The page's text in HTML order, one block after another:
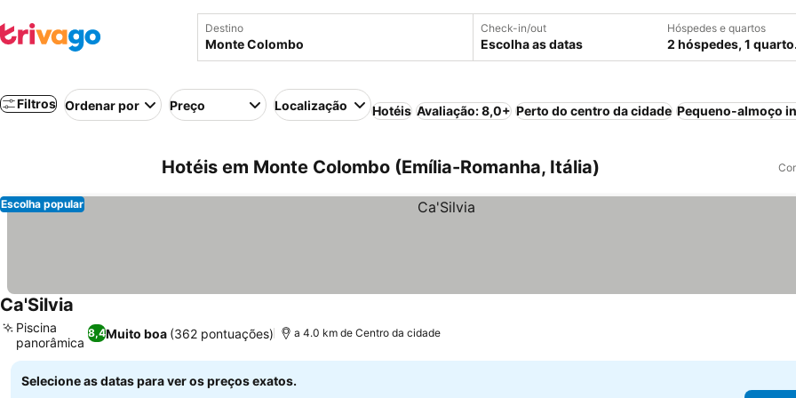
Destino Check-in/out
Escolha as datas
Hóspedes e quartos
2 hóspedes, 1
Filtros Ordenar por Preço Localização Hotéis Avaliação: 8,0+ Perto do centro da cidade Pequeno-almoço
Hotéis em Monte Colombo (Emília-Romanha, Itália)
Escolha popular
Ca'Silvia
8,4Muito boa (362 pontuações)
Piscina
panorâmica
a 4.0 km de Centro da cidade
Selecione as datas para ver os preços exatos.